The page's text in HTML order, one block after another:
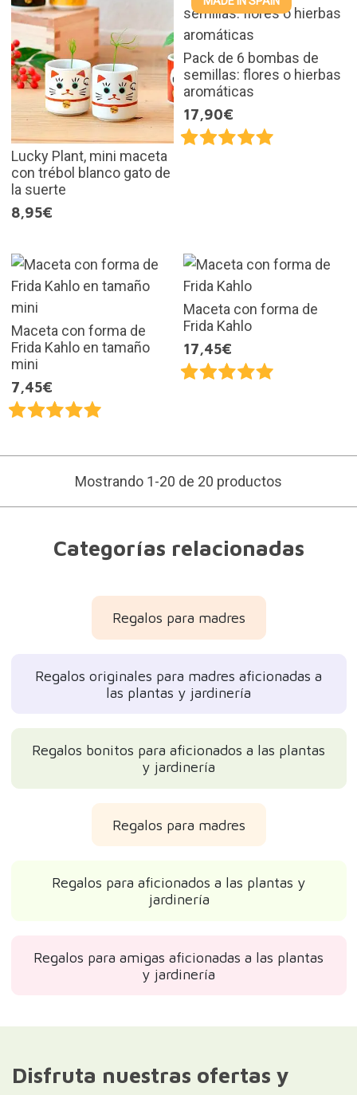
Lucky Plant, mini maceta
con trébol blanco gato de
la suerte
8,95€
Pack de 6 bombas de
semillas: flores o hierbas
aromáticas
17,90€
Maceta con forma de
Frida Kahlo en tamaño
mini
7,45€
Maceta con forma de
Frida Kahlo
17,45€
Mostrando 1-20 de 20 productos
Categorías relacionadas
Regalos para madres
Regalos originales para madres aficionadas a
las plantas y jardinería
Regalos bonitos para aficionados a las plantas
y jardinería
Regalos para madres
Regalos para aficionados a las plantas y
jardinería
Regalos para amigas aficionadas a las plantas
y jardinería
Disfruta nuestras ofertas y